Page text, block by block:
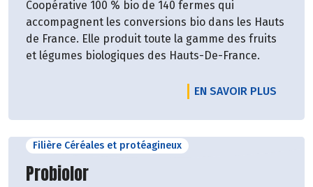
Coopérative 100 % bio de 140 fermes qui
accompagnent les conversions bio dans les Hauts
de France. Elle produit toute la gamme des fruits
et légumes biologiques des Hauts-De-France.
EN SAVOIR PLUS
Filière Céréales et protéagineux
Découvrir le producteur
Probiolor